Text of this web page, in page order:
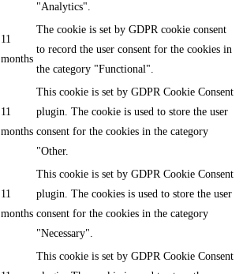
"Analytics".
11
months
The cookie is set by GDPR cookie consent
to record the user consent for the cookies in
the category "Functional".
11
months
This cookie is set by GDPR Cookie Consent
plugin. The cookie is used to store the user
consent for the cookies in the category
"Other.
11
months
This cookie is set by GDPR Cookie Consent
plugin. The cookies is used to store the user
consent for the cookies in the category
"Necessary".
This cookie is set by GDPR Cookie Consent